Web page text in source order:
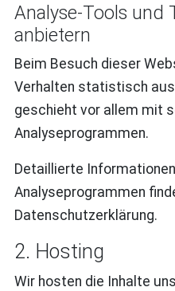
Analyse-Tools und
anbietern
Beim Besuch dieser
Verhalten statistisch
geschieht vor allem mit
Analyseprogrammen.
Detaillierte
Analyseprogrammen
Datenschutzerklärung.
2. Hosting
Wir hosten die Inhalte